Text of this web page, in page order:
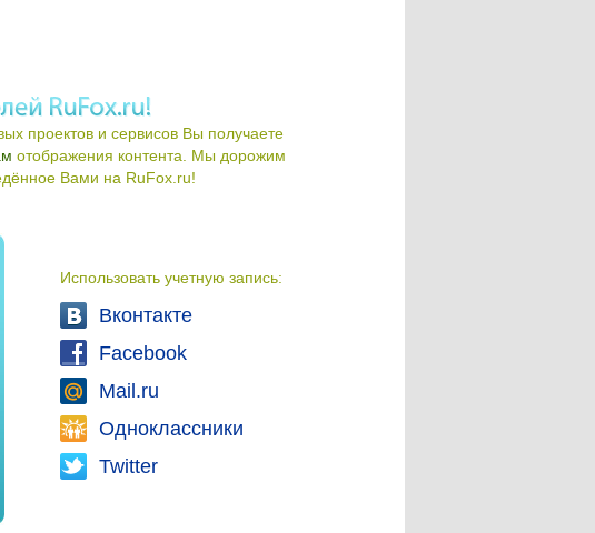
проектов и сервисов Вы получаете
отображения контента. Мы дорожим
Вами на RuFox.ru!
Использовать учетную запись:
Вконтакте
Facebook
Mail.ru
Одноклассники
Twitter